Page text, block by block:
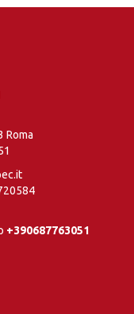
Roma
+390687763051